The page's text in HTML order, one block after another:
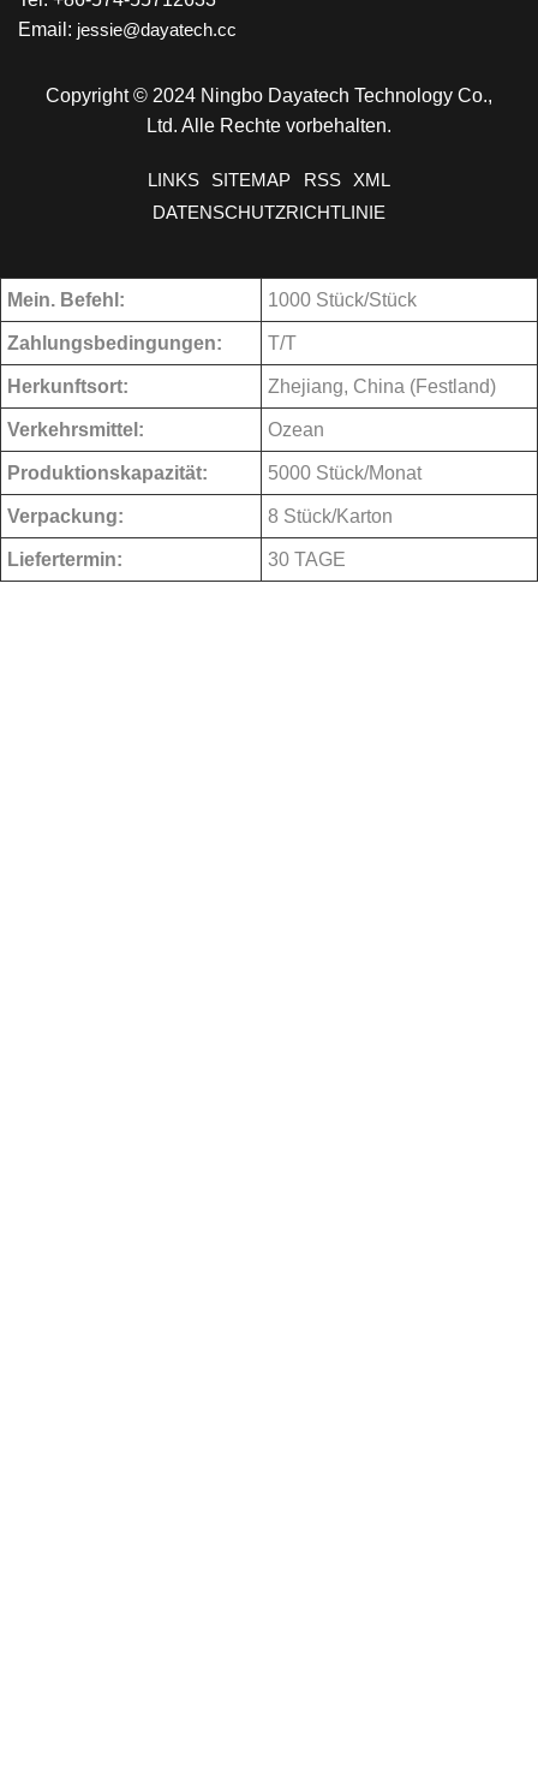
Email: jessie@dayatech.cc
Copyright © 2024 Ningbo Dayatech Technology Co.,
Ltd. Alle Rechte vorbehalten.
LINKS SITEMAP RSS
XML
DATENSCHUTZRICHTLINIE
Mein. Befehl: 1000 Stück/Stück
Zahlungsbedingungen: T/T
Herkunftsort: Zhejiang, China (Festland)
Verkehrsmittel: Ozean
Produktionskapazität: 5000 Stück/Monat
Verpackung: 8 Stück/Karton
Liefertermin: 30 TAGE